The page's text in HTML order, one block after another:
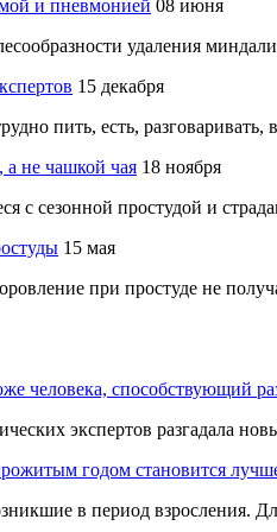
и пневмонией 08 июня
удаления
15 декабря
пить, есть, разговаривать,
не чашкой чая 18 ноября
с сезонной простудой и
15 мая
при простуде не
человека, способствующий
экспертов разгадала
годом становится
в период взросления.